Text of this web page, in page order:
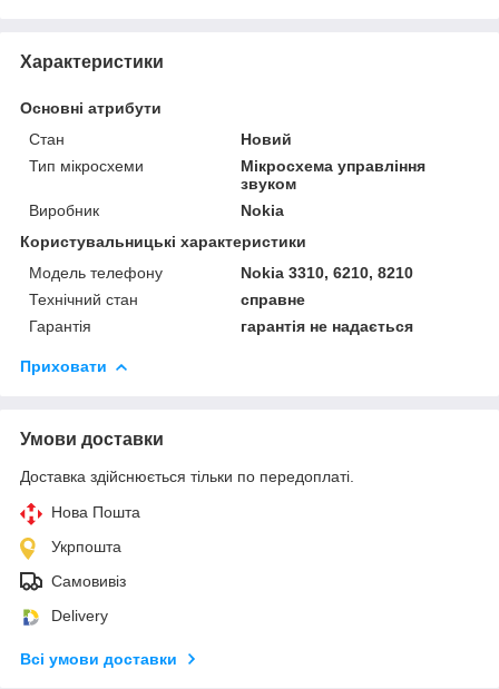
Характеристики
Основні атрибути
Стан
Новий
Тип мікросхеми
Мікросхема управління
звуком
Виробник
Nokia
Користувальницькі характеристики
Модель телефону
Nokia 3310, 6210, 8210
Технічний стан
справне
Гарантія
гарантія не надається
Приховати
Умови доставки
Доставка здійснюється тільки по передоплаті.
Нова Пошта
Укрпошта
Самовивіз
Delivery
Всі умови доставки